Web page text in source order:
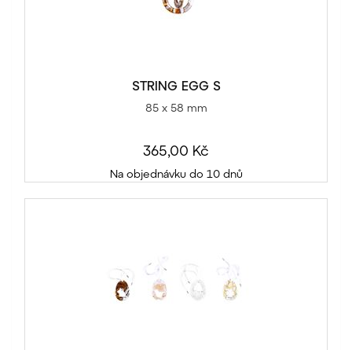
STRING EGG S
85 x 58 mm
365,00 Kč
Na objednávku do 10 dnů